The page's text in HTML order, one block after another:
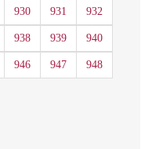
930 931 932
938 939 940
946 947 948